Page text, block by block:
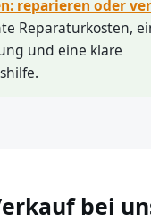
reparieren oder
Reparaturkosten,
und eine klare
bei